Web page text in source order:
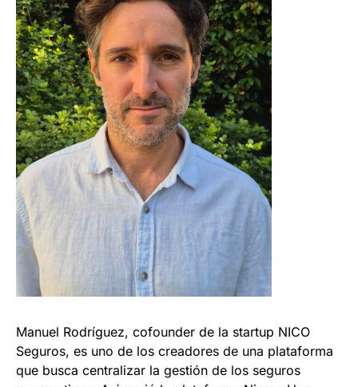
Manuel Rodríguez, cofounder de la startup NICO
Seguros, es uno de los creadores de una plataforma
que busca centralizar la gestión de los seguros